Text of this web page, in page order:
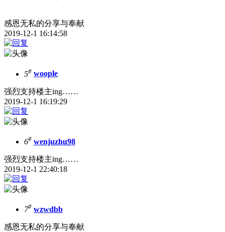
感恩无私的分享与奉献
2019-12-1 16:14:58
5# woople
强烈支持楼主ing……
2019-12-1 16:19:29
6# wenjuzhu98
强烈支持楼主ing……
2019-12-1 22:40:18
7# wzwdbb
感恩无私的分享与奉献